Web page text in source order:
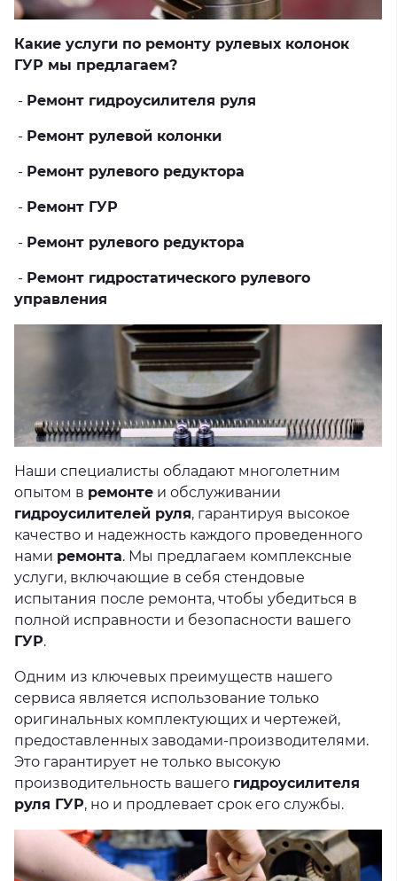
Какие услуги по ремонту рулевых колонок
ГУР мы предлагаем?
- Ремонт гидроусилителя руля
- Ремонт рулевой колонки
- Ремонт рулевого редуктора
- Ремонт ГУР
- Ремонт рулевого редуктора
- Ремонт гидростатического рулевого
управления
Наши специалисты обладают многолетним
опытом в ремонте и обслуживании
гидроусилителей руля, гарантируя высокое
качество и надежность каждого проведенного
нами ремонта. Мы предлагаем комплексные
услуги, включающие в себя стендовые
испытания после ремонта, чтобы убедиться в
полной исправности и безопасности вашего
ГУР.
Одним из ключевых преимуществ нашего
сервиса является использование только
оригинальных комплектующих и чертежей,
предоставленных заводами-производителями.
Это гарантирует не только высокую
производительность вашего гидроусилителя
руля ГУР, но и продлевает срок его службы.